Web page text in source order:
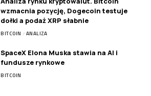
wzmacnia pozycję, Dogecoin testuje
dołki a podaż XRP słabnie
BITCOIN ANALIZA
SpaceX Elona Muska stawia na AI i
fundusze rynkowe
BITCOIN